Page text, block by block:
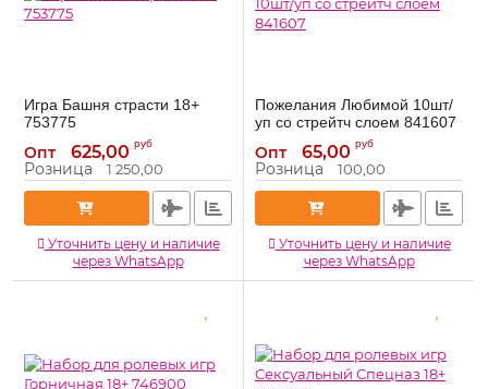
Игра Башня страсти 18+
753775
Артикул: 753775
Опт 625,00 руб
Розница 1 250,00
Уточнить цену и наличие
через WhatsApp
Пожелания Любимой 10шт/
уп со стрейтч слоем 841607
Артикул: 841607
Опт 65,00 руб
Розница 100,00
Уточнить цену и наличие
через WhatsApp